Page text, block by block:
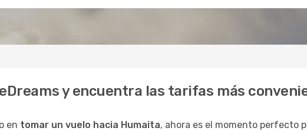
y encuentra las tarifas más
en tomar un vuelo hacia Humaita, ahora es el momento perfecto